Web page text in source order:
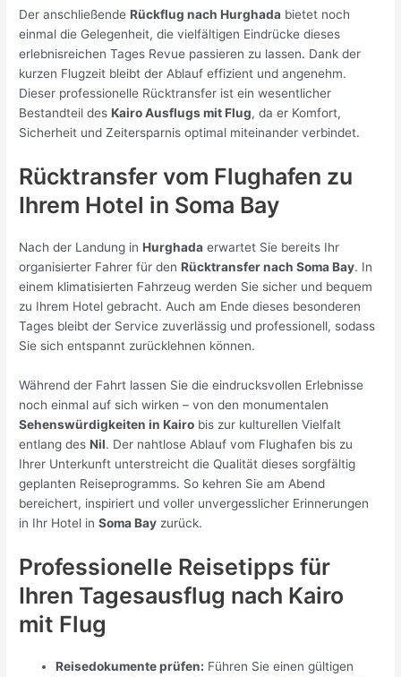
Der anschließendeRückflug nach Hurghada bietet noch
einmal die Gelegenheit, die vielfältigen Eindrücke dieses
erlebnisreichen Tages Revue passieren zu lassen. Dank der
kurzen Flugzeit bleibt der Ablauf effizient und angenehm.
Dieser professionelle Rücktransfer ist ein wesentlicher
Bestandteil desKairo Ausflugs mit Flug, da er Komfort,
Sicherheit und Zeitersparnis optimal miteinander verbindet.
Rücktransfer vom Flughafen zu
Ihrem Hotel in Soma Bay
Nach der Landung inHurghada erwartet Sie bereits Ihr
organisierter Fahrer für denRücktransfer nach Soma Bay. In
einem klimatisierten Fahrzeug werden Sie sicher und bequem
zu Ihrem Hotel gebracht. Auch am Ende dieses besonderen
Tages bleibt der Service zuverlässig und professionell, sodass
Sie sich entspannt zurücklehnen können.
Während der Fahrt lassen Sie die eindrucksvollen Erlebnisse
noch einmal auf sich wirken – von den monumentalen
Sehenswürdigkeiten in Kairo bis zur kulturellen Vielfalt
entlang desNil. Der nahtlose Ablauf vom Flughafen bis zu
Ihrer Unterkunft unterstreicht die Qualität dieses sorgfältig
geplanten Reiseprogramms. So kehren Sie am Abend
bereichert, inspiriert und voller unvergesslicher Erinnerungen
in Ihr Hotel inSoma Bay zurück.
Professionelle Reisetipps für
Ihren Tagesausflug nach Kairo
mit Flug
Reisedokumente prüfen: Führen Sie einen gültigen